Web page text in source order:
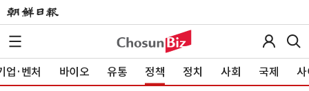
업·벤처 바이오 유통 정책 정치 사회 국제 사